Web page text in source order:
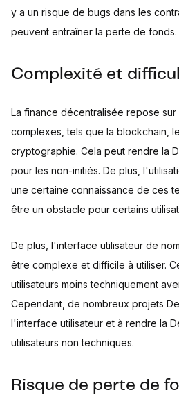
y a un risque de bugs dans les
peuvent entraîner la perte de fonds.
Complexité et
La finance décentralisée repose
complexes, tels que la blockchain,
cryptographie. Cela peut rendre la
pour les non-initiés. De plus,
une certaine connaissance de ces
être un obstacle pour certains
De plus, l'interface utilisateur de
être complexe et difficile à utiliser.
utilisateurs moins techniquement
Cependant, de nombreux projets
l'interface utilisateur et à rendre la
utilisateurs non techniques.
Risque de perte de